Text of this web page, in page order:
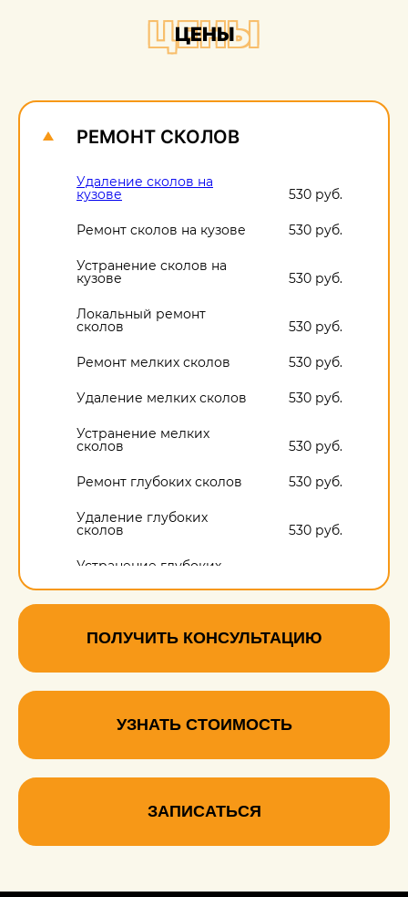
ЦЕНЫ
ЦЕНЫ
РЕМОНТ СКОЛОВ
Удаление сколов на
кузове 530 руб.
Ремонт сколов на кузове 530 руб.
Устранение сколов на
кузове 530 руб.
Локальный ремонт
сколов 530 руб.
Ремонт мелких сколов 530 руб.
Удаление мелких сколов 530 руб.
Устранение мелких
сколов 530 руб.
Ремонт глубоких сколов 530 руб.
Удаление глубоких
сколов 530 руб.
Устранение глубоких
ПОЛУЧИТЬ КОНСУЛЬТАЦИЮ
УЗНАТЬ СТОИМОСТЬ
ЗАПИСАТЬСЯ